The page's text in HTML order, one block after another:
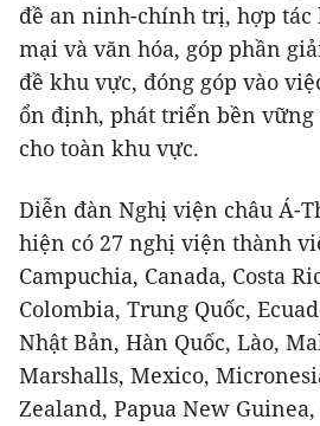
đề an ninh-chính trị, hợp
mại và văn hóa, góp phần
đề khu vực, đóng góp vào
ổn định, phát triển bền
cho toàn khu vực.
Diễn đàn Nghị viện châu Á-
hiện có 27 nghị viện thành
Campuchia, Canada, Costa
Colombia, Trung Quốc,
Nhật Bản, Hàn Quốc, Lào,
Marshalls, Mexico,
Zealand, Papua New